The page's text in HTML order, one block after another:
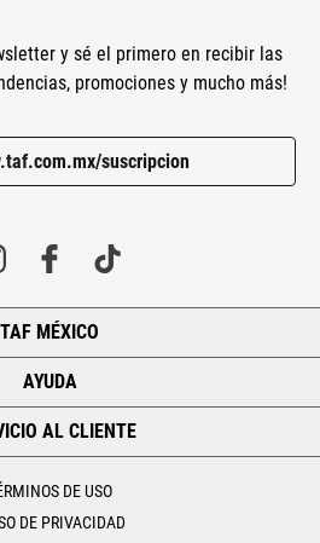
y sé el primero en recibir las
promociones y mucho más!
suscripcion
TAF MÉXICO
AYUDA
AL CLIENTE
DE USO
DE PRIVACIDAD